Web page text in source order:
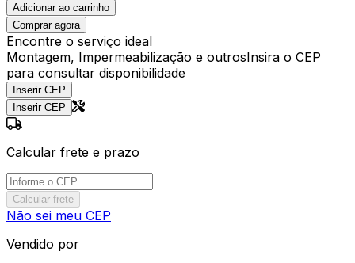
Adicionar ao carrinho
Comprar agora
Encontre o serviço ideal
Montagem, Impermeabilização e outrosInsira o CEP
para consultar disponibilidade
Inserir CEP
Inserir CEP
Calcular frete e prazo
Calcular frete
Não sei meu CEP
Vendido por